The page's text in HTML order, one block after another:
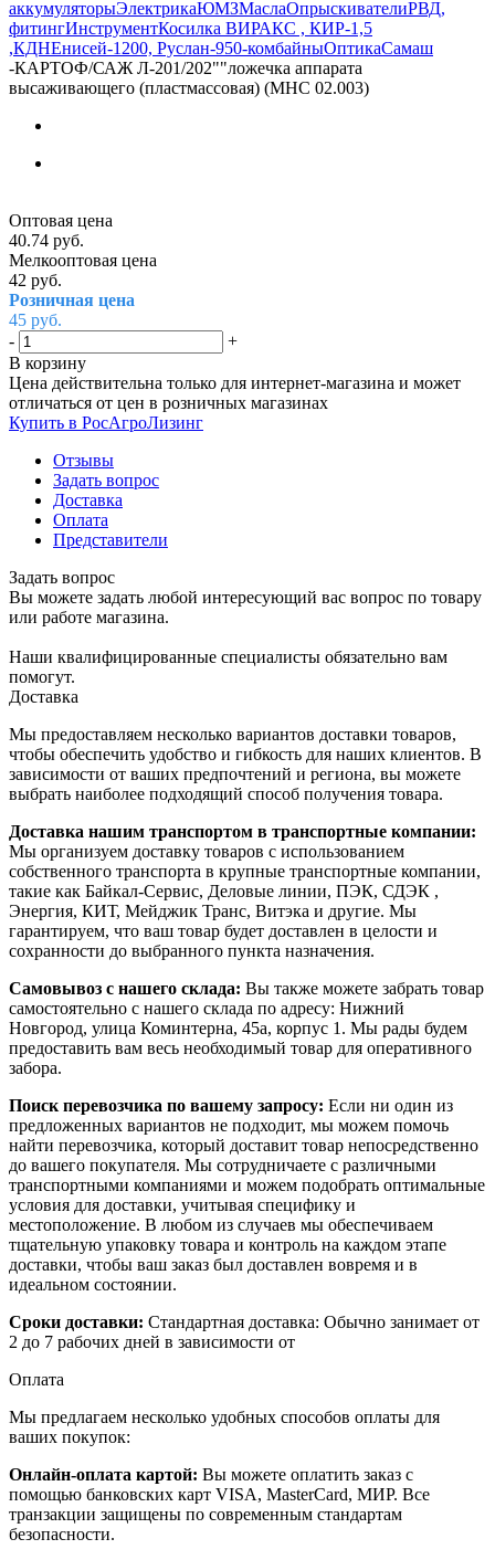
аккумуляторыЭлектрикаЮМЗМаслаОпрыскивателиРВД,
фитингИнструментКосилка ВИРАКС , КИР-1,5
,КДНЕнисей-1200, Руслан-950-комбайныОптикаСамаш
-КАРТОФ/САЖ Л-201/202""ложечка аппарата
высаживающего (пластмассовая) (МНС 02.003)
Оптовая цена
40.74 руб.
Мелкооптовая цена
42 руб.
Розничная цена
45 руб.
-
+
В корзину
Цена действительна только для интернет-магазина и может
отличаться от цен в розничных магазинах
Купить в РосАгроЛизинг
Отзывы
Задать вопрос
Доставка
Оплата
Представители
Задать вопрос
Вы можете задать любой интересующий вас вопрос по товару
или работе магазина.
Наши квалифицированные специалисты обязательно вам
помогут.
Доставка
Мы предоставляем несколько вариантов доставки товаров,
чтобы обеспечить удобство и гибкость для наших клиентов. В
зависимости от ваших предпочтений и региона, вы можете
выбрать наиболее подходящий способ получения товара.
Доставка нашим транспортом в транспортные компании:
Мы организуем доставку товаров с использованием
собственного транспорта в крупные транспортные компании,
такие как Байкал-Сервис, Деловые линии, ПЭК, СДЭК ,
Энергия, КИТ, Мейджик Транс, Витэка и другие. Мы
гарантируем, что ваш товар будет доставлен в целости и
сохранности до выбранного пункта назначения.
Самовывоз с нашего склада: Вы также можете забрать товар
самостоятельно с нашего склада по адресу: Нижний
Новгород, улица Коминтерна, 45а, корпус 1. Мы рады будем
предоставить вам весь необходимый товар для оперативного
забора.
Поиск перевозчика по вашему запросу: Если ни один из
предложенных вариантов не подходит, мы можем помочь
найти перевозчика, который доставит товар непосредственно
до вашего покупателя. Мы сотрудничаете с различными
транспортными компаниями и можем подобрать оптимальные
условия для доставки, учитывая специфику и
местоположение. В любом из случаев мы обеспечиваем
тщательную упаковку товара и контроль на каждом этапе
доставки, чтобы ваш заказ был доставлен вовремя и в
идеальном состоянии.
Сроки доставки: Стандартная доставка: Обычно занимает от
2 до 7 рабочих дней в зависимости от
Оплата
Мы предлагаем несколько удобных способов оплаты для
ваших покупок:
Онлайн-оплата картой: Вы можете оплатить заказ с
помощью банковских карт VISA, MasterCard, МИР. Все
транзакции защищены по современным стандартам
безопасности.